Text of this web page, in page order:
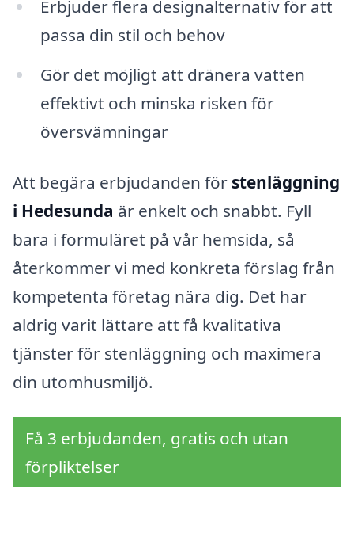
Erbjuder flera designalternativ för att
passa din stil och behov
Gör det möjligt att dränera vatten
effektivt och minska risken för
översvämningar
Att begära erbjudanden för stenläggning
i Hedesunda är enkelt och snabbt. Fyll
bara i formuläret på vår hemsida, så
återkommer vi med konkreta förslag från
kompetenta företag nära dig. Det har
aldrig varit lättare att få kvalitativa
tjänster för stenläggning och maximera
din utomhusmiljö.
Få 3 erbjudanden, gratis och utan
förpliktelser